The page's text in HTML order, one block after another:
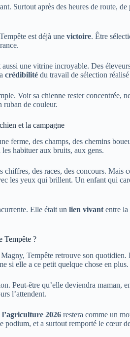
Surtout après des heures de route,
est déjà une victoire. Être
aussi une vitrine incroyable. Des
crédibilité du travail de sélection
Voir sa chienne rester concentrée,
ruban de couleur.
et la campagne
ferme, des champs, des chemins
les habituer aux bruits, aux gens.
des races, des concours. Mais
les yeux qui brillent. Un enfant qui
Elle était un lien vivant entre
Tempête ?
Tempête retrouve son
si elle a ce petit quelque chose en plus.
Peut-être qu’elle deviendra maman,
l’attendent.
2026 restera comme un
podium, et a surtout remporté le cœur